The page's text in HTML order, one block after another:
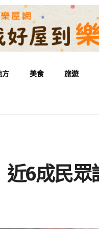
方 美食 旅遊
6成民眾